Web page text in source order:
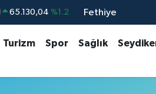
65.130,04 %1.2
64,4046 %0.35
Fethiye
Turizm Spor Sağlık